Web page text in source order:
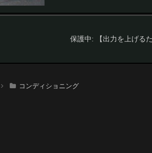
保護中: 【出力を上げ
コンディショニング